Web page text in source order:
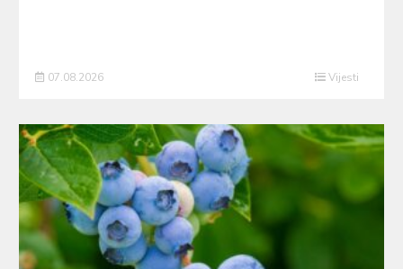
07.08.2026 Vijesti